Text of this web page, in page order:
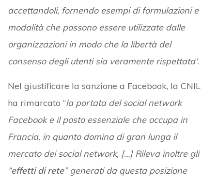
accettandoli, fornendo esempi di formulazioni e
modalità che possono essere utilizzate dalle
organizzazioni in modo che la libertà del
consenso degli utenti sia veramente rispettata”.
Nel giustificare la sanzione a Facebook, la CNIL
ha rimarcato “la portata del social network
Facebook e il posto essenziale che occupa in
Francia, in quanto domina di gran lunga il
mercato dei social network, […] Rileva inoltre gli
“effetti di rete” generati da questa posizione